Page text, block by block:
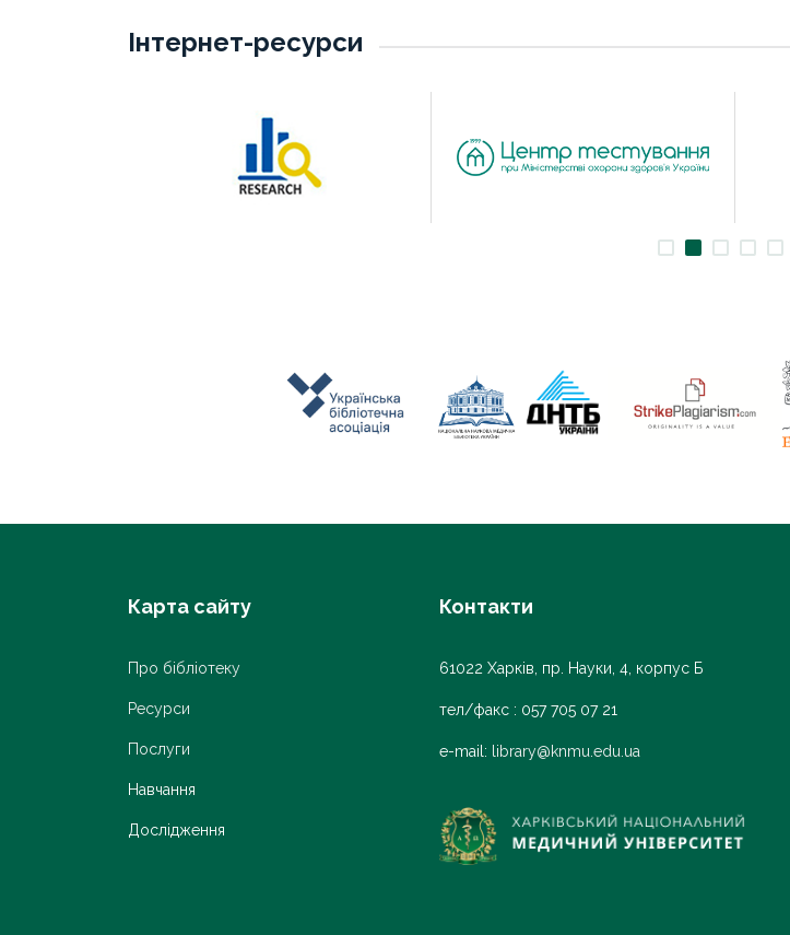
Інтернет-ресурси
Карта сайту
Про бібліотеку
Ресурси
Послуги
Навчання
Дослідження
Контакти
61022 Харків, пр. Науки, 4, корпус Б
тел/факс : 057 705 07 21
e-mail: library@knmu.edu.ua